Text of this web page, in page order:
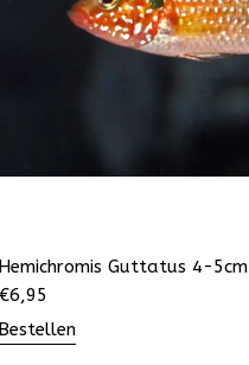
Hemichromis Guttatus 4-5cm
€6,95
Bestellen